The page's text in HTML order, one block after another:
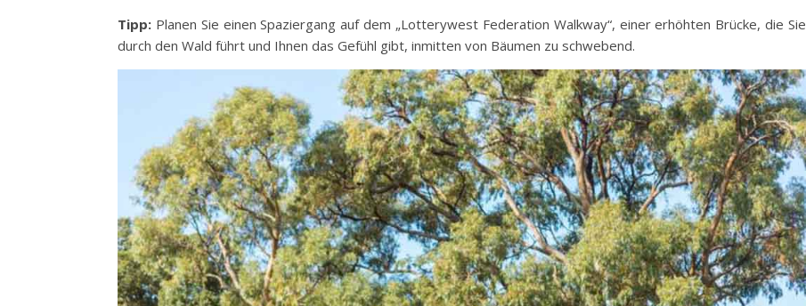
Tipp: Planen Sie einen Spaziergang auf dem „Lotterywest Federation Walkway“, einer erhöhten Brücke, die Sie
durch den Wald führt und Ihnen das Gefühl gibt, inmitten von Bäumen zu schwebend.